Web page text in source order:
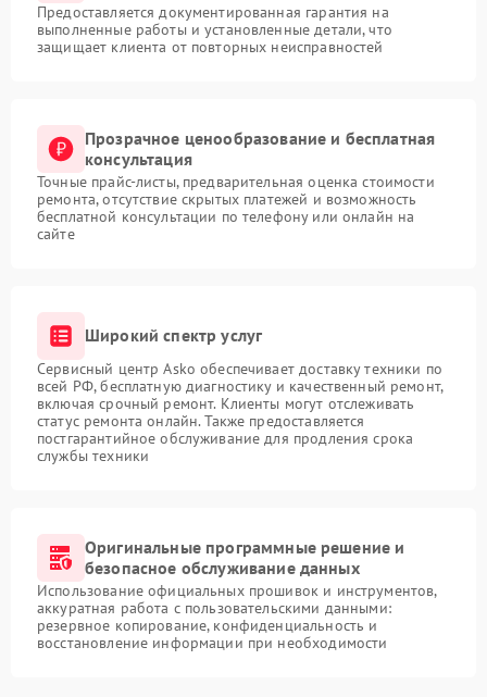
Предоставляется документированная гарантия на
выполненные работы и установленные детали, что
защищает клиента от повторных неисправностей
Прозрачное ценообразование и бесплатная
консультация
Точные прайс-листы, предварительная оценка стоимости
ремонта, отсутствие скрытых платежей и возможность
бесплатной консультации по телефону или онлайн на
сайте
Широкий спектр услуг
Сервисный центр Asko обеспечивает доставку техники по
всей РФ, бесплатную диагностику и качественный ремонт,
включая срочный ремонт. Клиенты могут отслеживать
статус ремонта онлайн. Также предоставляется
постгарантийное обслуживание для продления срока
службы техники
Оригинальные программные решение и
безопасное обслуживание данных
Использование официальных прошивок и инструментов,
аккуратная работа с пользовательскими данными:
резервное копирование, конфиденциальность и
восстановление информации при необходимости